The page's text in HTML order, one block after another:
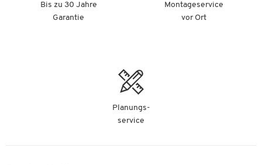
Bis zu 30 Jahre
Garantie
Montageservice
vor Ort
Planungs-
service